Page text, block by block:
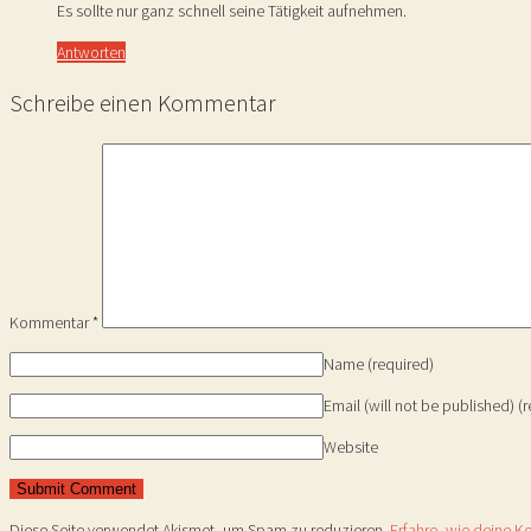
Es sollte nur ganz schnell seine Tätigkeit aufnehmen.
Antworten
Schreibe einen Kommentar
Kommentar*
Name (required)
Email (will not be published)
Website